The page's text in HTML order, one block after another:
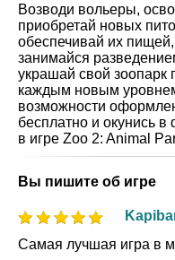
Возводи вольеры,
приобретай новых
обеспечивай их
занимайся
украшай свой зоопарк
каждым новым
возможности
бесплатно и окунись
в игре Zoo 2: Animal
Вы пишите об игре
Самая лучшая игра в